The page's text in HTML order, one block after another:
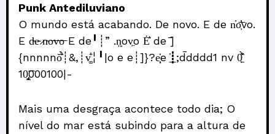
Punk Antediluviano
O mundo está acabando. De novo. E de n̓o͕̓͐͞vo.
E d̴e̴ ̷n̴o̶v̶o̶ E de╹┊” .ņ̙ov͖o Ė̔͛ de ̄]
{nnnnnŏ̉̐̇┊&,┊v͚̐╎╹|o e e┊]}?e͔̞̒e ̕͟┋;d̄dddd1 nv 0̱͖͛̏̀
10̡̢̰̟͡000100|-
Mais uma desgraça acontece todo dia; O
nível do mar está subindo para a altura de